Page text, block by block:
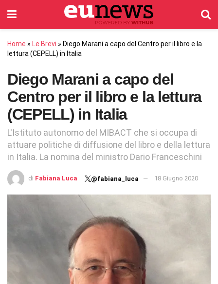
Home » Le Brevi » Diego Marani a capo del Centro per il libro e la
lettura (CEPELL) in Italia
Diego Marani a capo del
Centro per il libro e la lettura
(CEPELL) in Italia
L'Istituto autonomo del MIBACT che si occupa di
attuare politiche di diffusione del libro e della lettura
in Italia. La nomina del ministro Dario Franceschini
di Fabiana Luca @fabiana_luca 18 Giugno 2020